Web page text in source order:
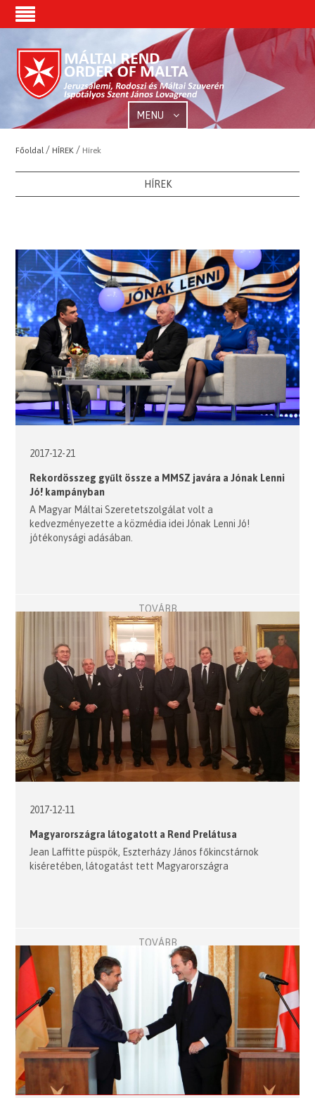
MENU
Főoldal /HÍREK / Hírek
HÍREK
2017-12-21
Rekordösszeg gyűlt össze a MMSZ javára a Jónak Lenni
Jó! kampányban
A Magyar Máltai Szeretetszolgálat volt a
kedvezményezette a közmédia idei Jónak Lenni Jó!
jótékonysági adásában.
TOVÁBB
2017-12-11
Magyarországra látogatott a Rend Prelátusa
Jean Laffitte püspök, Eszterházy János főkincstárnok
kiséretében, látogatást tett Magyarországra
TOVÁBB